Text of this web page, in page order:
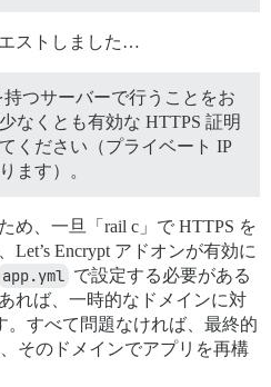
ストしました…
つサーバーで行うことをお
なくとも有効な HTTPS 証明
ください（プライベート IP
ます）。
め、一旦「rail c」で HTTPS を
Encrypt アドオンが有効に
app.yml で設定する必要がある
れば、一時的なドメインに対
。すべて問題なければ、最終的
そのドメインでアプリを再構